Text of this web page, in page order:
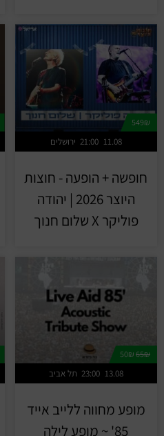
549₪
ירושלים 21:00 11.08
חופשה + הופעה - חוצות
היוצר 2026 | יהודה
פוליקר X שלום חנוך
65₪
תל אביב 23:00 13.08
מופע מחווה ללייב אייד
85' ~ מופע לילה